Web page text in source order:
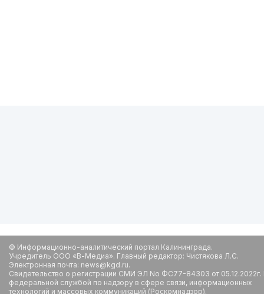
© Информационно-аналитический портал Калининграда.
Учредитель ООО «В-Медиа». Главный редактор: Чистякова Л.С.
Электронная почта: news@kgd.ru.
Свидетельство о регистрации СМИ ЭЛ No ФС77-84303 от
федеральной службой по надзору в сфере связи, информационных
технологий и массовых коммуникаций (Роскомнадзор).